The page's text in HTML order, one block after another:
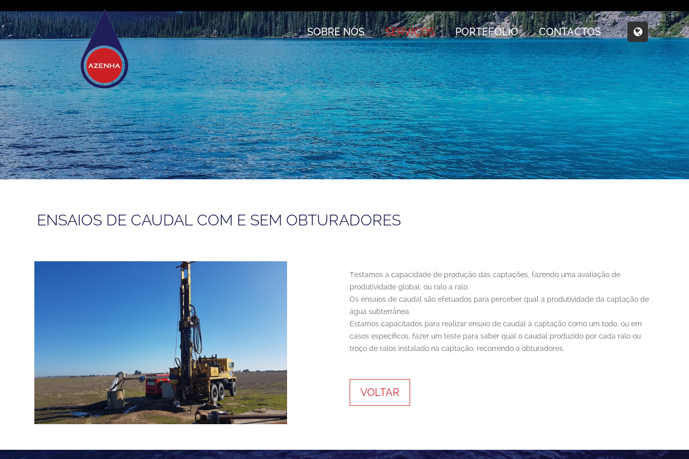
SOBRE NÓS SERVIÇOS PORTEFÓLIO CONTACTOS
ENSAIOS DE CAUDAL COM E SEM OBTURADORES
Testamos a capacidade de produção das captações, fazendo uma avaliação de
produtividade global, ou ralo a ralo.
Os ensaios de caudal são efetuados para perceber qual a produtividade da captação de
água subterrânea.
Estamos capacitados para realizar ensaio de caudal à captação como um todo, ou em
casos específicos, fazer um teste para saber qual o caudal produzido por cada ralo ou
troço de ralos instalado na captação, recorrendo a obturadores.
VOLTAR